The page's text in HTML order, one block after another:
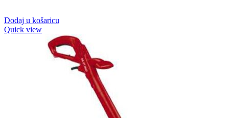
Dodaj u košaricu
Quick view